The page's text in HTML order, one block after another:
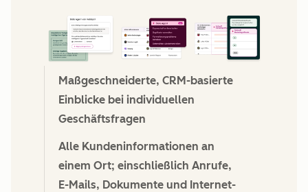
Maßgeschneiderte, CRM-basierte
Einblicke bei individuellen
Geschäftsfragen
Alle Kundeninformationen an
einem Ort; einschließlich Anrufe,
E-Mails, Dokumente und Internet-